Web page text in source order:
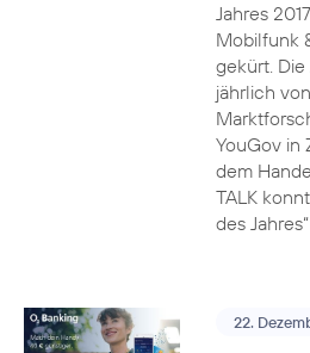
Jahres
Mobilfunk
gekürt.
jährlich
YouGov in
dem
TALK
des
22.